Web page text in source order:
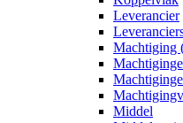
Leverancier
Machtiging
Middel